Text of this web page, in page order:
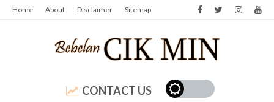
Home About Disclaimer Sitemap
CONTACT US